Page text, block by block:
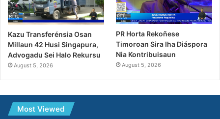
Kazu Transferénsia Osan
Millaun 42 Husi Singapura,
Advogadu Sei Halo Rekursu
August 5, 2026
PR Horta Rekoñese
Timoroan Sira Iha Diáspora
Nia Kontribuisaun
August 5, 2026
Most Viewed